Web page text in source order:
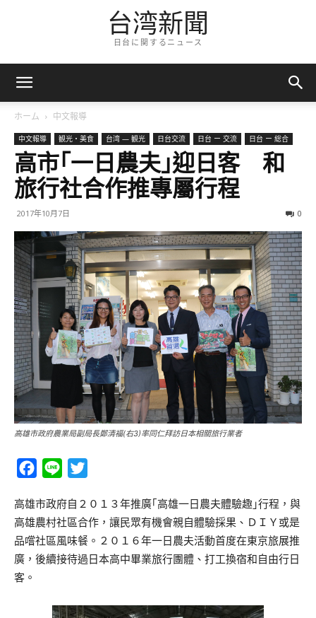
台湾新聞
日台に関するニュース
ホーム 中文報導
中文報導 観光・美食 台湾 — 観光 日台交流 日台 ー 交流 日台 ー 総合
高市｢一日農夫｣迎日客 和
旅行社合作推專屬行程
2017年10月7日 0
高雄市政府農業局副局長鄭清福(右3)率同仁拜訪日本相關旅行業者
Facebook
Line
高雄市政府自２０１３年推廣｢高雄一日農夫體驗趣｣行程，與
高雄農村社區合作，讓民眾有機會親自體驗採果、ＤＩＹ或是
品嚐社區風味餐。２０１６年一日農夫活動首度在東京旅展推
廣，後續接待過日本高中畢業旅行團體、打工換宿和自由行日
客。